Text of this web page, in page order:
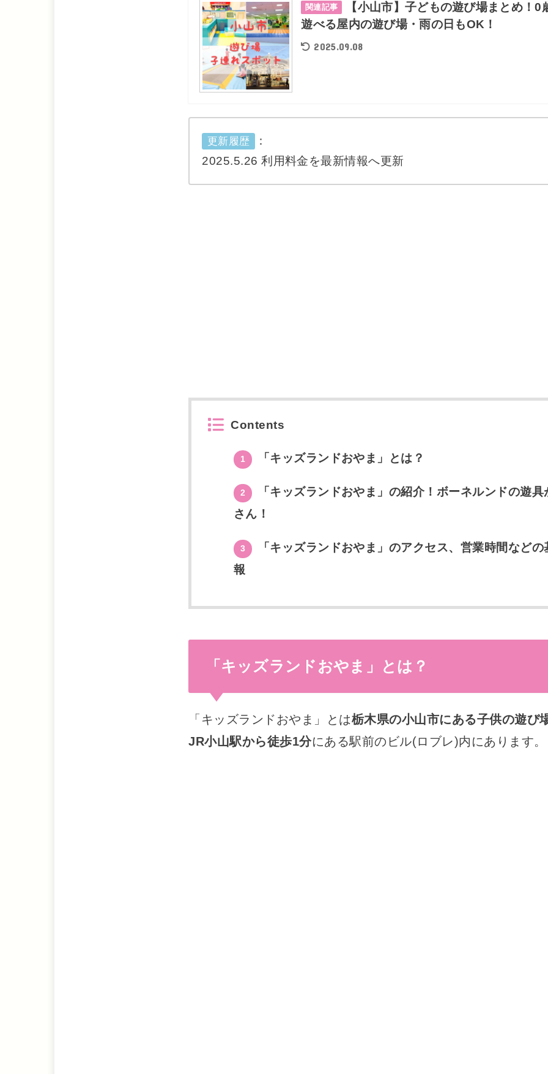
関連記事
【小山市】子どもの遊び場まとめ！0
遊べる屋内の遊び場・雨の日もOK！
2025.09.08
更新履歴
：
2025.5.26 利用料金を最新情報へ更新
Contents
1 「キッズランドおやま」とは？
2
「キッズランドおやま」の紹介！ボーネルンドの遊具
さん！
3
「キッズランドおやま」のアクセス、営業時間などの
報
「キッズランドおやま」とは？
「キッズランドおやま」とは栃木県の小山市にある子供の遊び
JR小山駅から徒歩1分にある駅前のビル(ロブレ)内にあります。